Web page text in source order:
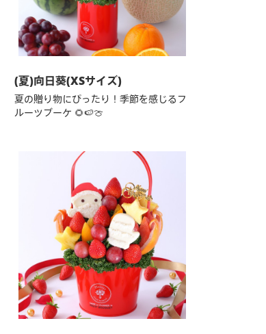
(夏)向日葵(XSサイズ)
夏の贈り物にぴったり！季節を感じるフ
ルーツブーケ 🌻🍉🍈